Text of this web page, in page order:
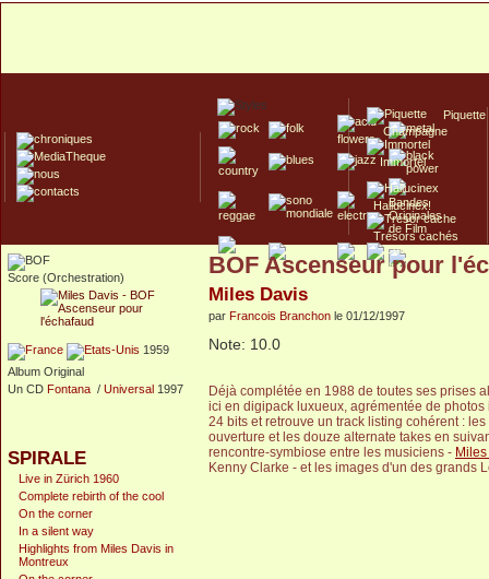
Piquette
Champagne
Immortel
Hallucinex!
Trésors cachés
Culte/Collector
Score (Orchestration)
1959
Album Original
Un CD Fontana / Universal 1997
SPIRALE
Live in Zürich 1960
Complete rebirth of the cool
On the corner
In a silent way
Highlights from Miles Davis in
Montreux
BOF Ascenseur pour
Miles Davis
par Francois Branchon le 01/12/1997
Note: 10.0
Déjà complétée en 1988 de toutes ses prises
ici en digipack luxueux, agrémentée de
24 bits et retrouve un track listing cohérent :
ouverture et les douze alternate takes en
rencontre-symbiose entre les musiciens -
Kenny Clarke - et les images d'un des grands